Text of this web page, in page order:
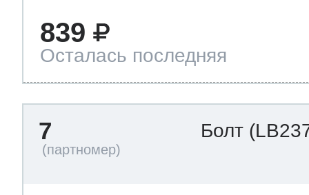
839
Осталась последняя
7 Болт